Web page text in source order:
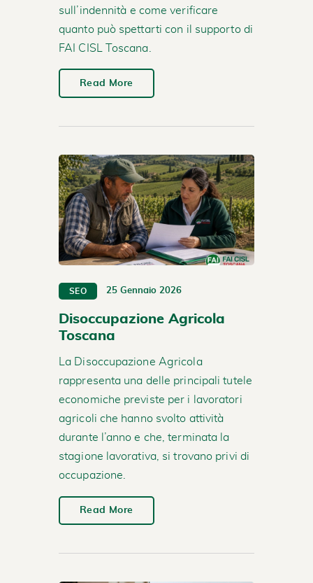
sull’indennità e come verificare
quanto può spettarti con il supporto di
FAI CISL Toscana.
Read More
SEO 25 Gennaio 2026
Disoccupazione Agricola
Toscana
La Disoccupazione Agricola
rappresenta una delle principali tutele
economiche previste per i lavoratori
agricoli che hanno svolto attività
durante l’anno e che, terminata la
stagione lavorativa, si trovano privi di
occupazione.
Read More